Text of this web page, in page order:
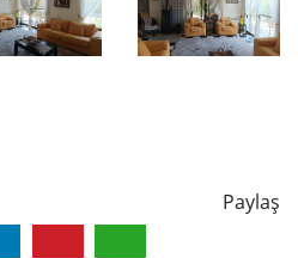
Paylaş